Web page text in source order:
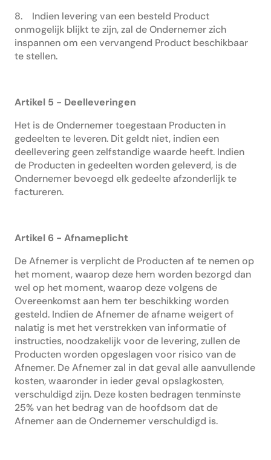
8. Indien levering van een besteld Product
onmogelijk blijkt te zijn, zal de Ondernemer zich
inspannen om een vervangend Product beschikbaar
te stellen.
Artikel 5 - Deelleveringen
Het is de Ondernemer toegestaan Producten in
gedeelten te leveren. Dit geldt niet, indien een
deellevering geen zelfstandige waarde heeft. Indien
de Producten in gedeelten worden geleverd, is de
Ondernemer bevoegd elk gedeelte afzonderlijk te
factureren.
Artikel 6 - Afnameplicht
De Afnemer is verplicht de Producten af te nemen op
het moment, waarop deze hem worden bezorgd dan
wel op het moment, waarop deze volgens de
Overeenkomst aan hem ter beschikking worden
gesteld. Indien de Afnemer de afname weigert of
nalatig is met het verstrekken van informatie of
instructies, noodzakelijk voor de levering, zullen de
Producten worden opgeslagen voor risico van de
Afnemer. De Afnemer zal in dat geval alle aanvullende
kosten, waaronder in ieder geval opslagkosten,
verschuldigd zijn. Deze kosten bedragen tenminste
25% van het bedrag van de hoofdsom dat de
Afnemer aan de Ondernemer verschuldigd is.